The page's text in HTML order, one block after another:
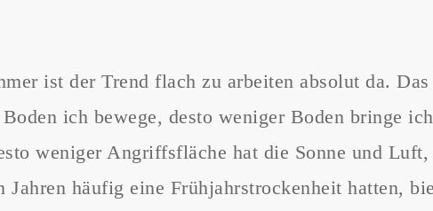
ist der Trend flach zu arbeiten absolut da.
Boden ich bewege, desto weniger Boden bringe
weniger Angriffsfläche hat die Sonne und Luft,
häufig eine Frühjahrstrockenheit hatten,